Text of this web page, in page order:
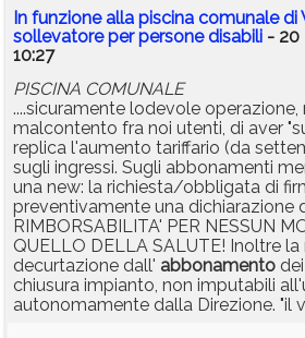
In funzione alla piscina comunale di
sollevatore per persone disabili - 20
10:27
PISCINA COMUNALE
....sicuramente lodevole
malcontento fra noi utenti, di aver
replica l'aumento tariffario (da
sugli ingressi. Sugli abbonamenti
una new: la richiesta/obbligata di
preventivamente una dichiarazione
RIMBORSABILITA' PER NESSUN
QUELLO DELLA SALUTE! Inoltre
decurtazione dall' abbonamento
chiusura impianto, non imputabili
autonomamente dalla Direzione. "il